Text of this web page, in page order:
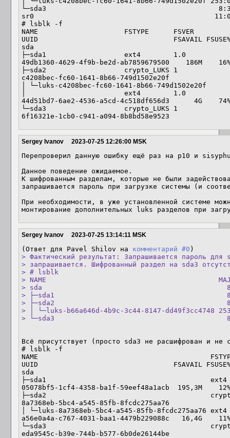
└─sda3                                          8:3
sr0                                            11:0
# lsblk -f
NAME                     FSTYPE      FSVER
UUID                                 FSAVAIL FSUSE%
sda
├─sda1                   ext4        1.0
49db1360-4629-4f9b-be2d-ab7859679500    186M
├─sda2                   crypto_LUKS 1
c4208bec-fc60-1641-8b66-
│ └─luks-c4208bec-fc60-1641-8b66-749d1502e20f
│                        ext4        1.0
44d51bd7-6ae2-4536-a5cd-4c518df656d3      4G
└─sda3                   crypto_LUKS 1
6f16321e-1cb0-c941-a094-8b8bd58e9523
Sergey Ivanov 2023-07-25 12:26:00 MSK
Перепроверил данную ошибку ещё раз на p10 и
Данное поведение ожидаемое.
К шифрованным разделам, которые не были
запрашивается пароль при загрузке системы (и
При необходимости, в уже установленной системе
монтирование дополнительных luks разделов при
Sergey Ivanov 2023-07-25 13:14:11 MSK
(Ответ для Pavel Shilov на комментарий #0
> Фактический результат: Запрашивается пароль
> запрашивается. Шифрованный раздел на sda3
> # lsblk
> NAME                                          MAJ:MIN RM
> sda
> ├─sda1                                          8:1
> ├─sda2
> │ └─luks-b66a646d-4b9c-3c44-8147-
> └─sda3
Всё присутствует (просто sda3 не расшифрован и не
# lsblk -f
NAME                                          FSTYPE
UUID                                 FSAVAIL FSUSE%
sda
├─sda1                                        ext4
05078bf5-1cf4-4358-ba1f-59eef48a1acb  195,3M
├─sda2
8a7368eb-5bc4-a545-85fb-
│ └─luks-8a7368eb-5bc4-a545-85fb-8fcdc275aa76
a56e0a4a-c767-4031-baa1-4479b229088c   16,4G
└─sda3
eda9545c-b39e-744b-b577-6b0de26144be